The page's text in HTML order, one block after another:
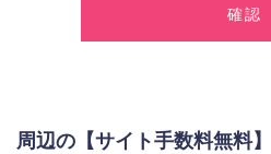
2.個人情報の利用
お問い合わせに対する回答、資料等の送付
周辺の【サイト手数料無料】